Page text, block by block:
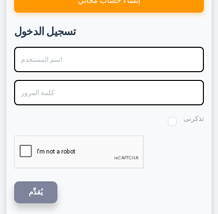
تسجيل الدخول
اسم المستخدم
كلمة المرور
تذكرنى
يُقدِّم